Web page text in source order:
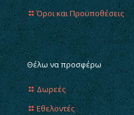
Όροι και Προϋποθέσεις
Θέλω να προσφέρω
Δωρεές
Εθελοντές